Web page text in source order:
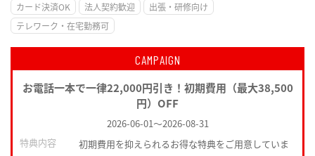
カード決済OK
法人契約歓迎
出張・研修向け
テレワーク・在宅勤務可
CAMPAIGN
お電話一本で一律22,000円引き！初期費用（最大38,500
円）OFF
2026-06-01～2026-08-31
特典内容
初期費用を抑えられるお得な特典をご用意していま